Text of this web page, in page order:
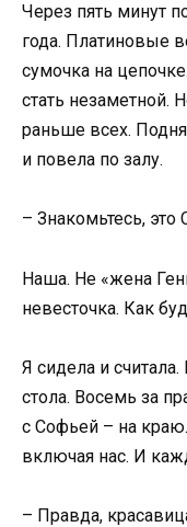
Через пять минут
года. Платиновые
сумочка на
стать незаметной.
раньше всех.
и повела по залу.
– Знакомьтесь,
Наша. Не «жена
невесточка. Как
Я сидела и
стола. Восемь за
с Софьей – на
включая нас. И
– Правда,